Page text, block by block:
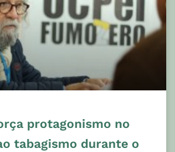
protagonismo no
tabagismo durante o